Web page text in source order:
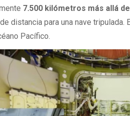
7.500 kilómetros más allá
distancia para una nave tripulada.
Pacífico.